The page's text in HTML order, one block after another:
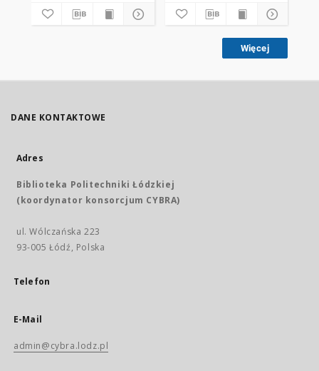
Więcej
DANE KONTAKTOWE
Adres
Biblioteka Politechniki Łódzkiej
(koordynator konsorcjum CYBRA)
ul. Wólczańska 223
93-005 Łódź, Polska
Telefon
E-Mail
admin@cybra.lodz.pl